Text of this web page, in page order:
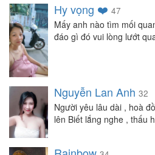
Hy vọng ❤️ 47
Mấy anh nào tìm mối
đáo gì đó vui lòng lướt
Nguyễn Lan Anh 32
Người yêu lâu dài , hoà
lên Biết lắng nghe , thấu